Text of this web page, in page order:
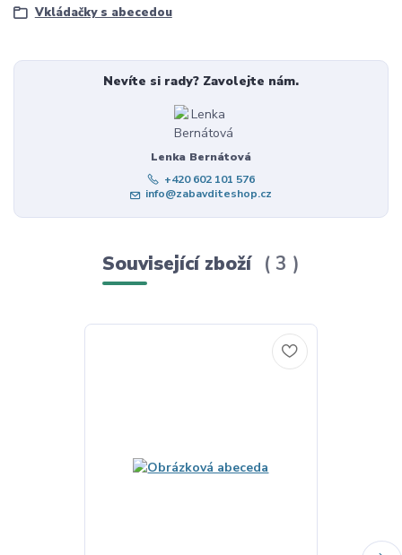
Vkládačky s abecedou
Nevíte si rady? Zavolejte nám.
Lenka Bernátová
+420 602 101 576
info@zabavditeshop.cz
Související zboží 3